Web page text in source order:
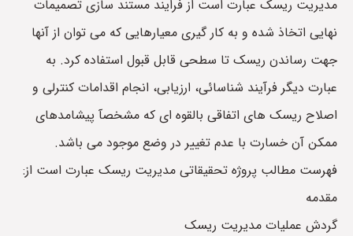
مدیریت ریسک عبارت است از فرایند مستند سازی تصمیمات
نهایی اتخاذ شده و به کار گیری معیارهایی که می توان از آنها
جهت رساندن ریسک تا سطحی قابل قبول استفاده کرد. به
عبارت دیگر فرآیند شناسائی، ارزیابی، انجام اقدامات کنترلی و
اصلاح ریسک های اتفاقی بالقوه ای که مشخصآ پیشامدهای
ممکن آن خسارت با عدم تغییر در وضع موجود می باشد.
فهرست مطالب پروژه تحقیقاتی مدیریت ریسک عبارت است از:
مقدمه
گردش عملیات مدیریت ریسک